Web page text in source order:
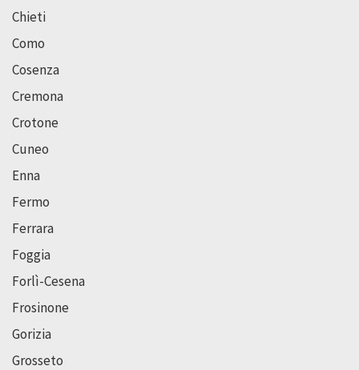
Chieti
Como
Cosenza
Cremona
Crotone
Cuneo
Enna
Fermo
Ferrara
Foggia
Forlì-Cesena
Frosinone
Gorizia
Grosseto